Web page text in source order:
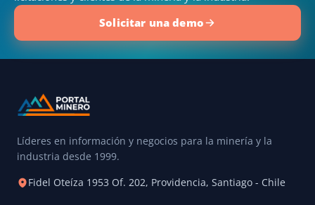
Solicitar una demo
Líderes en información y negocios para la minería y la
industria desde 1999.
Fidel Oteíza 1953 Of. 202, Providencia, Santiago - Chile